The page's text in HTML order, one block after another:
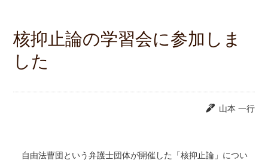
核抑止論の学習会に参加しま
した
山本 一行
自由法曹団という弁護士団体が開催した「核抑止論」につい